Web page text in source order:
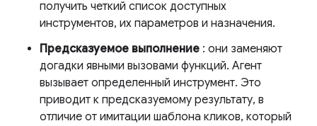
получить четкий список доступных
инструментов, их параметров и назначения.
Предсказуемое выполнение : они заменяют
догадки явными вызовами функций. Агент
вызывает определенный инструмент. Это
приводит к предсказуемому результату, в
отличие от имитации шаблона кликов, который